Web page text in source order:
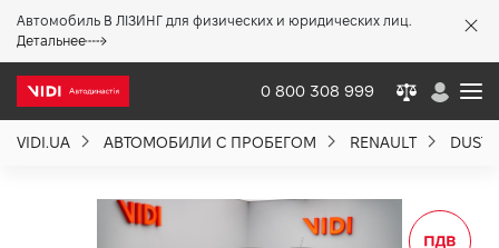
Автомобиль В ЛІЗИНГ для физических и юридических лиц.
Детальнее
0 800 308 999
VIDI.UA АВТОМОБИЛИ С ПРОБЕГОМ RENAULT
Акции %